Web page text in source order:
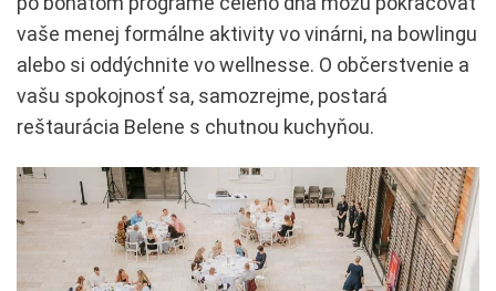
vaše menej formálne aktivity vo vinárni, na bowlingu
alebo si oddýchnite vo wellnesse. O občerstvenie a
vašu spokojnosť sa, samozrejme, postará
reštaurácia Belene s chutnou kuchyňou.